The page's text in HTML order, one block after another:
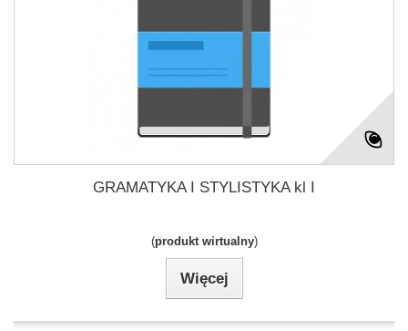
GRAMATYKA I STYLISTYKA kl I
(produkt wirtualny)
Więcej